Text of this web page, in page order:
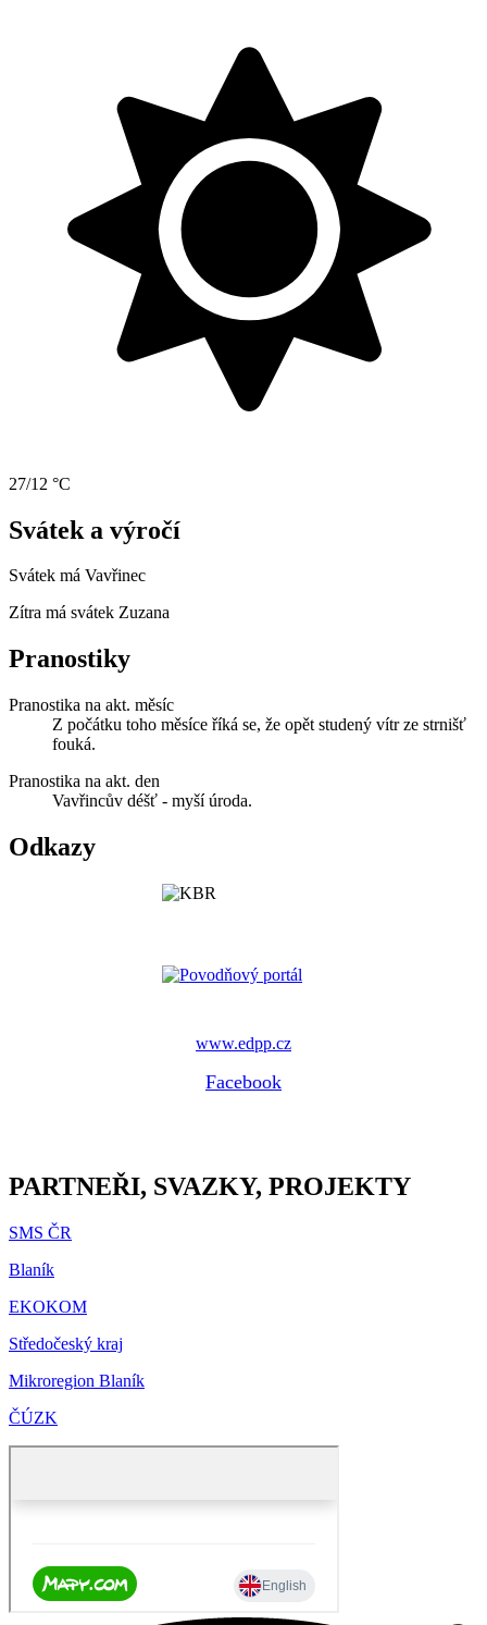
27/12 °C
Svátek a výročí
Svátek má Vavřinec
Zítra má svátek Zuzana
Pranostiky
Pranostika na akt. měsíc
Z počátku toho měsíce říká se, že opět studený vítr ze strnišť
fouká.
Pranostika na akt. den
Vavřincův déšť - myší úroda.
Odkazy
www.edpp.cz
Facebook
PARTNEŘI, SVAZKY, PROJEKTY
SMS ČR
Blaník
EKOKOM
Středočeský kraj
Mikroregion Blaník
ČÚZK